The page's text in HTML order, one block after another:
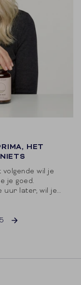
HET
wil je
je goed.
uur later, wil je
5